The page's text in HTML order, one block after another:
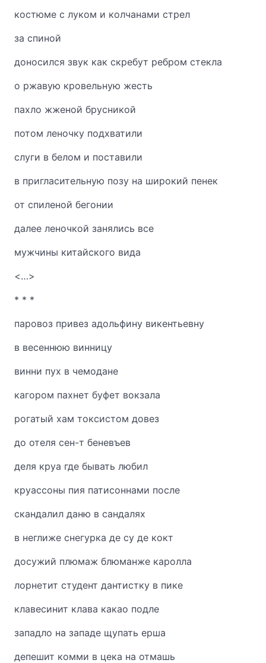
костюме с луком и колчанами стрел
за спиной
доносился звук как скребут ребром стекла
о ржавую кровельную жесть
пахло жженой брусникой
потом леночку подхватили
слуги в белом и поставили
в пригласительную позу на широкий пенек
от спиленой бегонии
далее леночкой занялись все
мужчины китайского вида
<…>
* * *
паровоз привез адольфину викентьевну
в весеннюю винницу
винни пух в чемодане
кагором пахнет буфет вокзала
рогатый хам токсистом довез
до отеля сен-т беневъев
деля круа где бывать любил
круассоны пия патисоннами после
скандалил даню в сандалях
в неглиже снегурка де су де кокт
досужий плюмаж блюманже каролла
лорнетит студент дантистку в пике
клавесинит клава какао подле
западло на западе щупать ерша
депешит комми в цека на отмашь